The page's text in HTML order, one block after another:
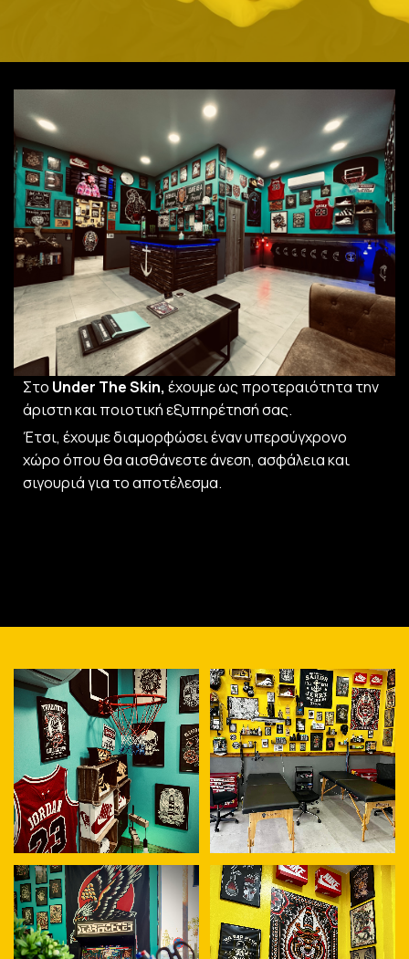
Στο Under The Skin, έχουμε ως προτεραιότητα την
άριστη και ποιοτική εξυπηρέτησή σας.
Έτσι, έχουμε διαμορφώσει έναν υπερσύγχρονο
χώρο όπου θα αισθάνεστε άνεση, ασφάλεια και
σιγουριά για το αποτέλεσμα.